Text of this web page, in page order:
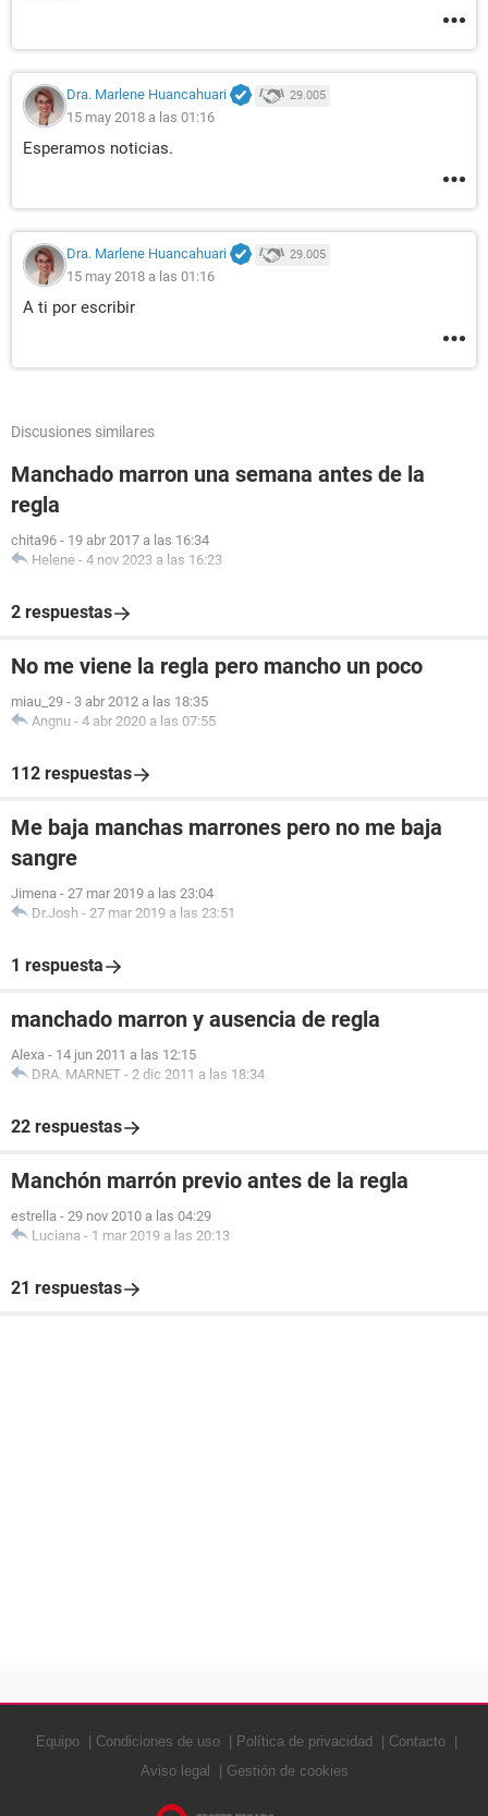
Dra. Marlene Huancahuari 29.005
15 may 2018 a las 01:16
Esperamos noticias.
Dra. Marlene Huancahuari 29.005
15 may 2018 a las 01:16
A ti por escribir
Discusiones similares
Manchado marron una semana antes de la
regla
chita96 - 19 abr 2017 a las 16:34
Helene - 4 nov 2023 a las 16:23
2 respuestas
No me viene la regla pero mancho un poco
miau_29 - 3 abr 2012 a las 18:35
Angnu - 4 abr 2020 a las 07:55
112 respuestas
Me baja manchas marrones pero no me baja
sangre
Jimena - 27 mar 2019 a las 23:04
Dr.Josh - 27 mar 2019 a las 23:51
1 respuesta
manchado marron y ausencia de regla
Alexa - 14 jun 2011 a las 12:15
DRA. MARNET - 2 dic 2011 a las 18:34
22 respuestas
Manchón marrón previo antes de la regla
estrella - 29 nov 2010 a las 04:29
Luciana - 1 mar 2019 a las 20:13
21 respuestas
Equipo Condiciones de uso Política de privacidad
Contacto
Aviso legal
Gestión de cookies